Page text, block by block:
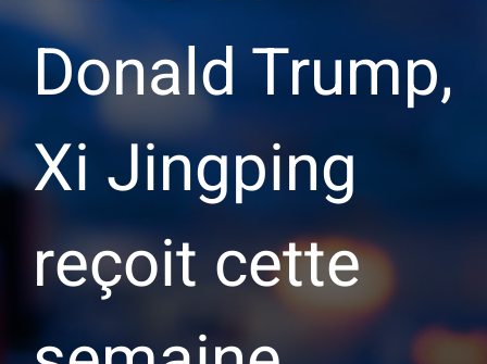
Donald Trump,
Xi Jingping
reçoit cette